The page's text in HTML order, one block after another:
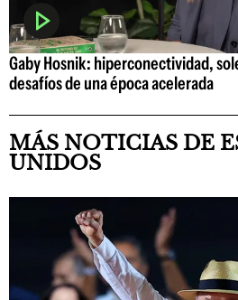
Gaby Hosnik: hiperconectividad,
desafíos de una época acelerada
MÁS NOTICIAS DE
UNIDOS